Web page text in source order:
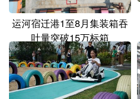
多语种频道
English Español
Русский язык
运河宿迁港1至8月集装箱吞
吐量突破15万标箱